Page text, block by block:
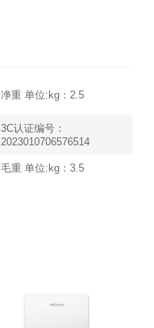
净重 单位:kg：2.5
3C认证编号：
2023010706576514
毛重 单位:kg：3.5